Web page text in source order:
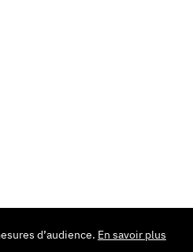
d’audience. En savoir plus